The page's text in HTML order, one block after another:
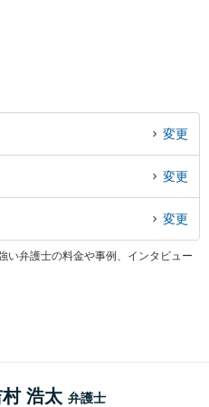
変更
変更
変更
い弁護士の料金や事例、インタビュー
浩太 弁護士